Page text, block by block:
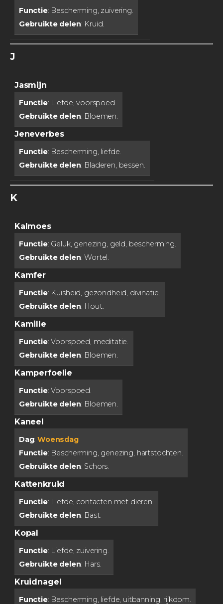
Functie: Bescherming, zuivering.
Gebruikte delen: Kruid.
J
Jasmijn
Functie: Liefde, voorspoed.
Gebruikte delen: Bloemen.
Jeneverbes
Functie: Bescherming, liefde.
Gebruikte delen: Bladeren, bessen.
K
Kalmoes
Functie: Geluk, genezing, geld, bescherming.
Gebruikte delen: Wortel.
Kamfer
Functie: Kuisheid, gezondheid, divinatie.
Gebruikte delen: Hout.
Kamille
Functie: Voorspoed, meditatie.
Gebruikte delen: Bloemen.
Kamperfoelie
Functie: Voorspoed.
Gebruikte delen: Bloemen.
Kaneel
Dag:Woensdag
Functie: Bescherming, genezing, hartstochten.
Gebruikte delen: Schors.
Kattenkruid
Functie: Liefde, contacten met dieren.
Gebruikte delen: Bast.
Kopal
Functie: Liefde, zuivering.
Gebruikte delen: Hars.
Kruidnagel
Functie: Bescherming, liefde, uitbanning, rijkdom.